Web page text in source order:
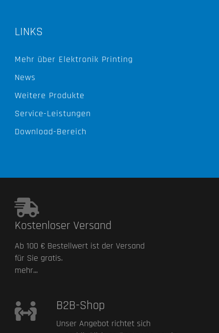
LINKS
Mehr über Elektronik Printing
News
Weitere Produkte
Service-Leistungen
Download-Bereich
Kostenloser Versand
Ab 100 € Bestellwert ist der Versand
für Sie gratis.
mehr...
B2B-Shop
Unser Angebot richtet sich